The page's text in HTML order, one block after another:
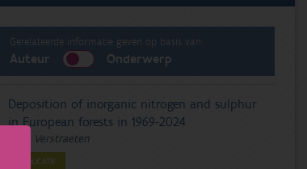
Gerelateerde informatie geven op basis van:
Auteur Onderwerp
Deposition of inorganic nitrogen and sulphur
in European forests in 1969-2024
Arne Verstraeten
PUBLICATIE